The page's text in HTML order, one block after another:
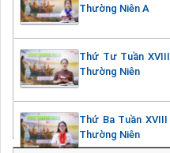
Thường Niên A
Thứ Tư Tuần XVIII
Thường Niên
Thứ Ba Tuần XVIII
Thường Niên